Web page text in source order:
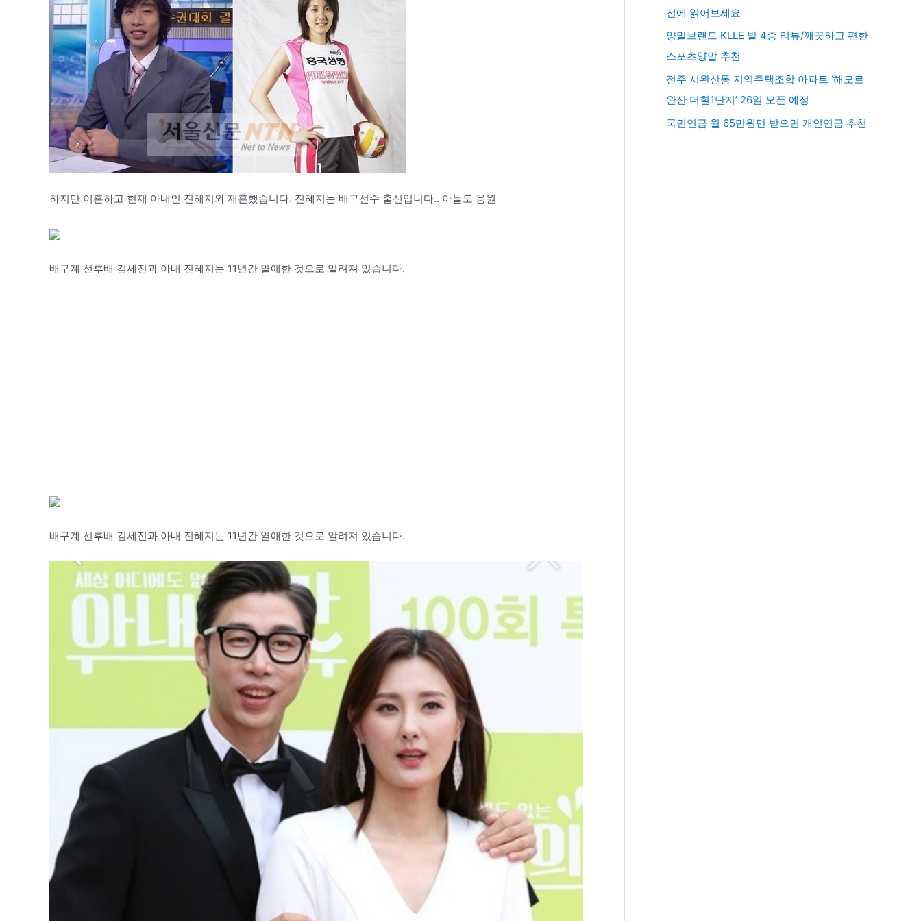
하지만 이혼하고 현재 아내인 진해지와 재혼했습니다. 진혜지는 배구선수 출신입니다.. 아들도 응원
배구계 선후배 김세진과 아내 진혜지는 11년간 열애한 것으로 알려져 있습니다.
배구계 선후배 김세진과 아내 진혜지는 11년간 열애한 것으로 알려져 있습니다.
전에 읽어보세요
양말브랜드 KLLE 발 4종 리뷰/깨끗하고 편한
스포츠양말 추천
전주 서완산동 지역주택조합 아파트 ‘해모로
완산 더힐1단지’ 26일 오픈 예정
국민연금 월 65만원만 받으면 개인연금 추천